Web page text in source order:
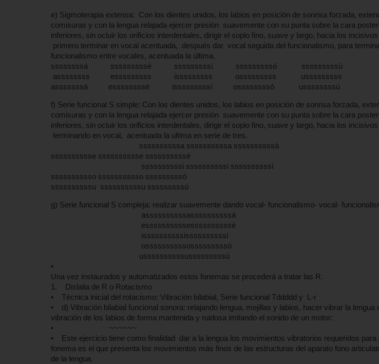
e) Sigmoterapia extensa: Con los dientes unidos, los labios en posición de sonrisa forzada,
comisuras y con la lengua relajada ejercer presión suavemente con su punta sobre la cara
inferiores, sin ocluir los orificios interdentales, dirigir el soplo fino, suave y largo, hacia los
primero terminar en vocal acentuada, después dar vocal seguida del funcionalismo, para
funcionalismo entre vocales, acentuada la última.
ssssssssá sssssssssé sssssssssí sssssssssó sssssssssú
assssssss esssssssss isssssssss osssssssss usssssssss
asssssssá essssssssé isssssssssí ossssssssó ussssssssú
f) Serie funcional S simple: Con los dientes unidos, los labios en posición de sonrisa forzada,
comisuras y con la lengua relajada ejercer presión suavemente con su punta sobre la cara
inferiores, sin ocluir los orificios interdentales, dirigir el soplo fino, suave y largo, hacia los
terminando en vocal, acentuada la ultima en serie de tres.
ssssssssssa ssssssssssa ssssssssssá
sssssssssse sssssssssse ssssssssssé
ssssssssssi ssssssssssi ssssssssssí
sssssssssso sssssssssso sssssssssó
ssssssssssu ssssssssssu sssssssssú
g) Serie funcional S compleja: realizar suavemente dando vocal- funcionalismo- vocal-
assssssssssassssssssssá
essssssssssessssssssssé
issssssssssissssssssssí
ossssssssssosssssssssó
ussssssssssusssssssssú
•
Una vez instaurados y automatizados estos fonemas se procederá a tratar las R.
1. Dislalia de R o Rotacismo
• Técnica inicial del rotacismo: Vibración bilabial, Serie funcional Tddddd y L-r
• d) Vibración bilabial funcional sonora: relajando lengua, mejillas y labios, hacer vibrar la lengua
vibración de los labios de forma mantenida y ruidosa imitando el sonido de un motor:
• ~~~~~~
• Este ejercicio tiene como finalidad dar a la lengua los movimientos vibratorios requeridos para
fonema es el que presenta los movimientos más finos de las estructuras del aparato fono
de la lengua.